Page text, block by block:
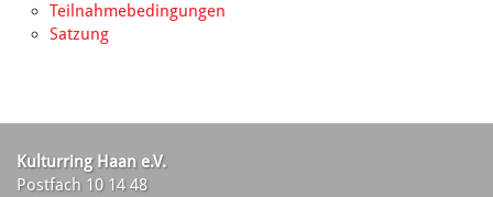
Teilnahmebedingungen
Satzung
Kulturring Haan e.V.
Postfach 10 14 48